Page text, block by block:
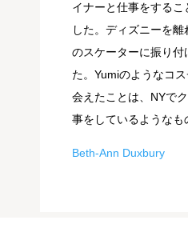
イナーと仕事をする
した。ディズニーを
のスケーターに振り付
た。Yumiのようなコ
会えたことは、NYで
事をしているようなも
Beth-Ann Duxbury